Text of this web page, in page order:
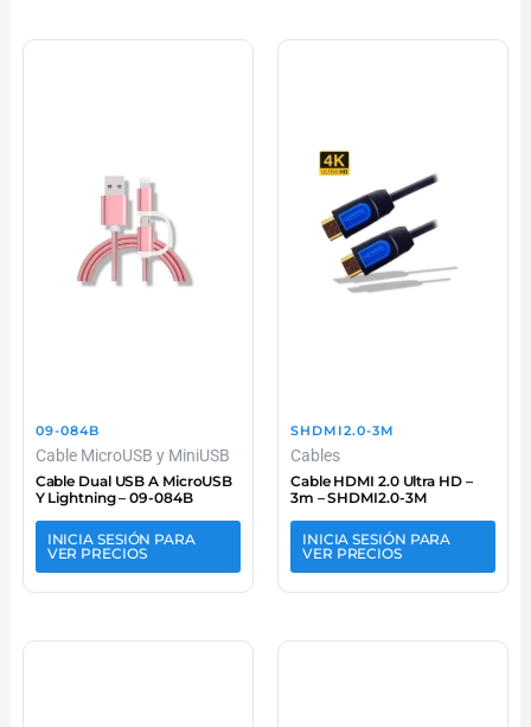
09-084B
Cable MicroUSB y MiniUSB
Cable Dual USB A MicroUSB
Y Lightning – 09-084B
INICIA SESIÓN PARA
VER PRECIOS
SHDMI2.0-3M
Cables
Cable HDMI 2.0 Ultra HD –
3m – SHDMI2.0-3M
INICIA SESIÓN PARA
VER PRECIOS